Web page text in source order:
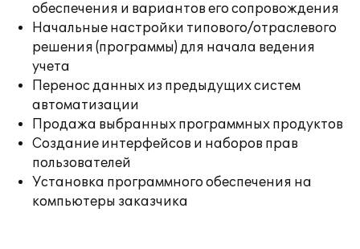
обеспечения и вариантов его сопровождения
Начальные настройки типового/отраслевого
решения (программы) для начала ведения
учета
Перенос данных из предыдущих систем
автоматизации
Продажа выбранных программных продуктов
Создание интерфейсов и наборов прав
пользователей
Установка программного обеспечения на
компьютеры заказчика